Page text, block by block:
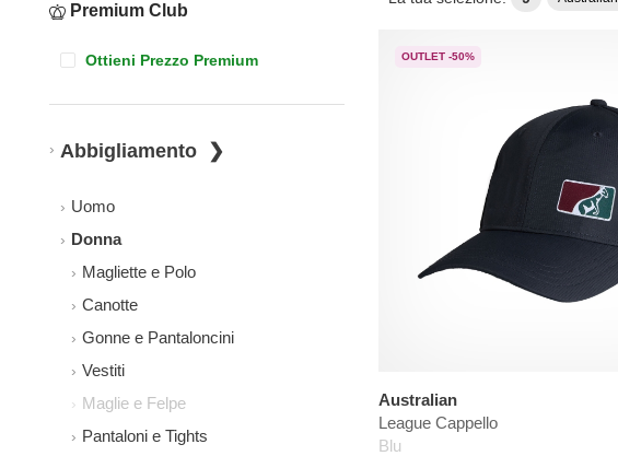
Premium Club
Ottieni Prezzo Premium
Abbigliamento
Uomo
Donna
Magliette e Polo
Canotte
Gonne e Pantaloncini
Vestiti
Maglie e Felpe
Pantaloni e Tights
OUTLET -50%
Australian
League Cappello
Blu